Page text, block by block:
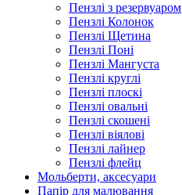
Пензлі з резервуаром
Пензлі Колонок
Пензлі Щетина
Пензлі Поні
Пензлі Мангуста
Пензлі круглі
Пензлі плоскі
Пензлі овальні
Пензлі скошені
Пензлі віялові
Пензлі лайнер
Пензлі флейц
Мольберти, аксесуари
Папір для малювання